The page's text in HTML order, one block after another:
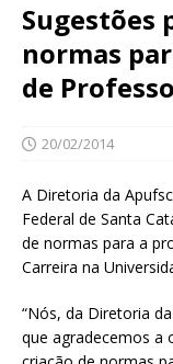
Sugestões
normas
de
20/02/2014
A Diretoria da
Federal de Santa
de normas para a
Carreira na
“Nós, da Diretoria
que agradecemos a